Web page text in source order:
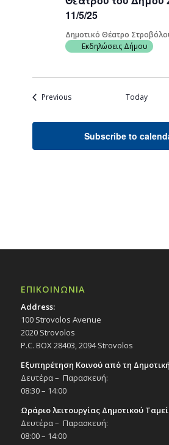
11/5/25
Δημοτικό Θέατρο
Εκδηλώσεις Δήμου
PreviousEvents Today
Subscribe to
ΕΠΙΚΟΙΝΩΝΙΑ
Address:
100 Strovolos Avenue
2020 Strovolos
P.C. BOX 28403, 2094 Strovolos
Εξυπηρέτηση Κοινού από τη
Δευτέρα – Παρασκευή:
08:30 – 14:00
Ωράριο λειτουργίας Δημοτικού
Δευτέρα – Παρασκευή:
08:00 – 14:00